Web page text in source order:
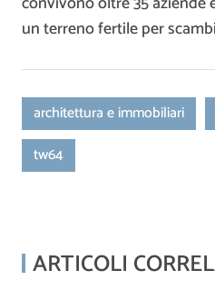
un terreno fertile per
architettura e immobiliari
tw64
ARTICOLI